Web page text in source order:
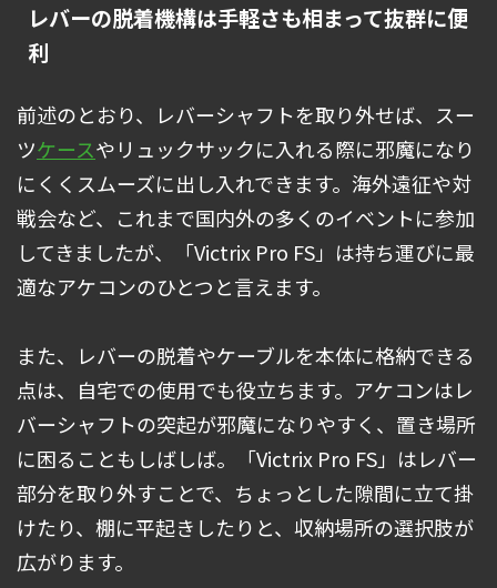
レバーの脱着機構は手軽さも相まって抜群に便
利
前述のとおり、レバーシャフトを取り外せば、スー
ツケースやリュックサックに入れる際に邪魔になり
にくくスムーズに出し入れできます。海外遠征や対
戦会など、これまで国内外の多くのイベントに参加
してきましたが、「Victrix Pro FS」は持ち運びに最
適なアケコンのひとつと言えます。
また、レバーの脱着やケーブルを本体に格納できる
点は、自宅での使用でも役立ちます。アケコンはレ
バーシャフトの突起が邪魔になりやすく、置き場所
に困ることもしばしば。「Victrix Pro FS」はレバー
部分を取り外すことで、ちょっとした隙間に立て掛
けたり、棚に平起きしたりと、収納場所の選択肢が
広がります。